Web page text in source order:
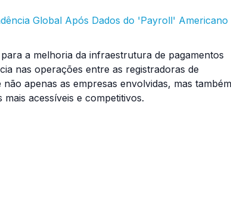
Global Após Dados do 'Payroll' Americano
a melhoria da infraestrutura de pagamentos
nas operações entre as registradoras de
apenas as empresas envolvidas, mas também
acessíveis e competitivos.